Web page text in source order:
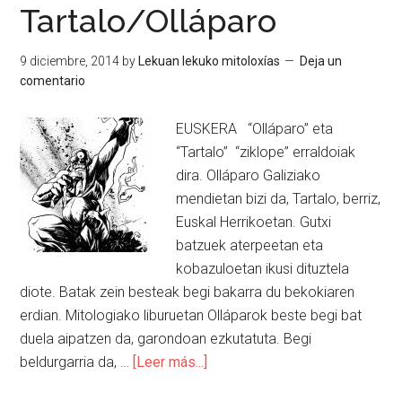
Tartalo/Olláparo
9 diciembre, 2014 by Lekuan lekuko mitoloxías
Deja un
comentario
EUSKERA “Olláparo” eta
“Tartalo” “ziklope” erraldoiak
dira. Olláparo Galiziako
mendietan bizi da, Tartalo, berriz,
Euskal Herrikoetan. Gutxi
batzuek aterpeetan eta
kobazuloetan ikusi dituztela
diote. Batak zein besteak begi bakarra du bekokiaren
erdian. Mitologiako liburuetan Olláparok beste begi bat
duela aipatzen da, garondoan ezkutatuta. Begi
beldurgarria da, … [Leer más...]